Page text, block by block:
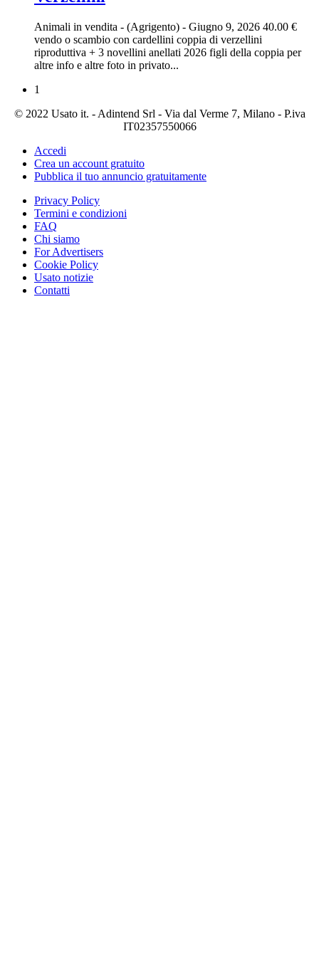
Animali in vendita - (Agrigento) - Giugno 9, 2026 40.00 €
vendo o scambio con cardellini coppia di verzellini
riproduttiva + 3 novellini anellati 2026 figli della coppia per
altre info e altre foto in privato...
1
© 2022 Usato it. - Adintend Srl - Via dal Verme 7, Milano - P.iva
IT02357550066
Accedi
Crea un account gratuito
Pubblica il tuo annuncio gratuitamente
Privacy Policy
Termini e condizioni
FAQ
Chi siamo
For Advertisers
Cookie Policy
Usato notizie
Contatti